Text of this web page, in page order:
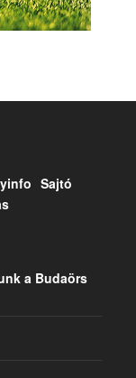
Sajtó
a Budaörs